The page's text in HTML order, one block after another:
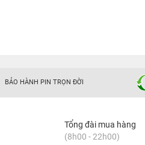
BẢO HÀNH PIN TRỌN ĐỜI
Tổng đài mua hàng
(8h00 - 22h00)